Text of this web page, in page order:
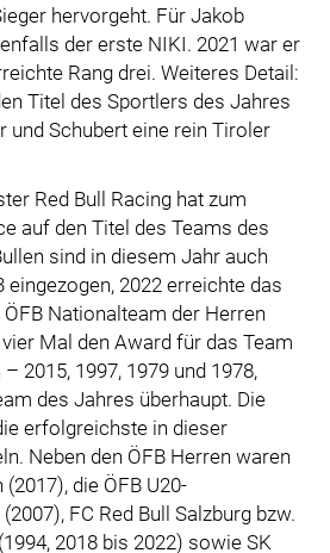
hervorgeht. Für Jakob
der erste NIKI. 2021 war er
Rang drei. Weiteres Detail:
Titel des Sportlers des Jahres
und Schubert eine rein Tiroler
Red Bull Racing hat zum
auf den Titel des Teams des
sind in diesem Jahr auch
2022 erreichte das
Nationalteam der Herren
Mal den Award für das Team
2015, 1997, 1979 und 1978,
des Jahres überhaupt. Die
erfolgreichste in dieser
Neben den ÖFB Herren waren
die ÖFB U20-
FC Red Bull Salzburg bzw.
2018 bis 2022) sowie SK